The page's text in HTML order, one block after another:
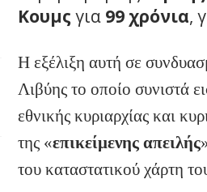
Κουμς για 99 χρόνια,
Η εξέλιξη αυτή σε
Λιβύης το οποίο συνιστά
εθνικής κυριαρχίας και
της «επικείμενης απειλής
του καταστατικού χάρτη